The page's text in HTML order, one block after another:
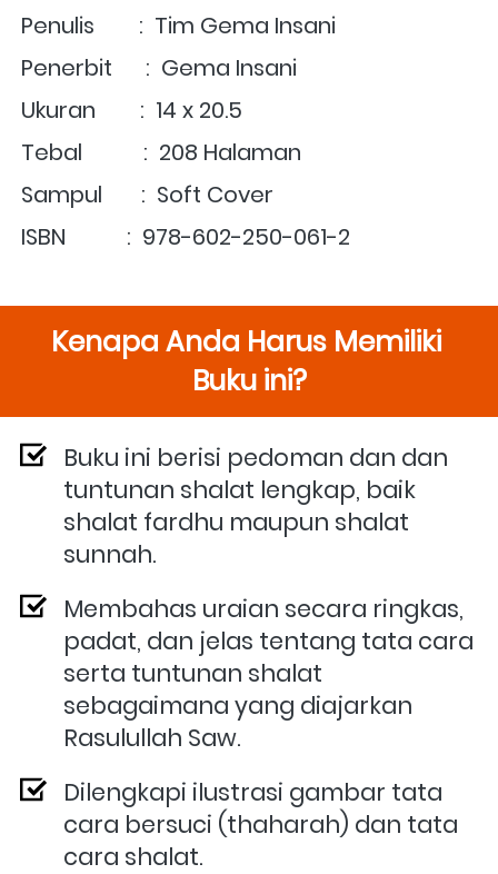
Penulis        :  Tim Gema Insani
Penerbit      :  Gema Insani
Ukuran        :  14 x 20.5
Tebal           :  208 Halaman
Sampul       :  Soft Cover
ISBN           :  978-602-250-061-2
Kenapa Anda Harus Memiliki
Buku ini?
Buku ini berisi pedoman dan dan
tuntunan shalat lengkap, baik
shalat fardhu maupun shalat
sunnah.
Membahas uraian secara ringkas,
padat, dan jelas tentang tata cara
serta tuntunan shalat
sebagaimana yang diajarkan
Rasulullah Saw.
Dilengkapi ilustrasi gambar tata
cara bersuci (thaharah) dan tata
cara shalat.